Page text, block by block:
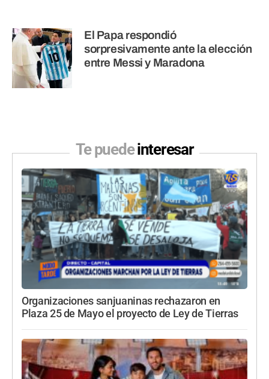
El Papa respondió
sorpresivamente ante la elección
entre Messi y Maradona
Te puedeinteresar
Organizaciones sanjuaninas rechazaron en
Plaza 25 de Mayo el proyecto de Ley de Tierras